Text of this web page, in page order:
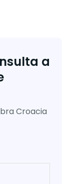
a
Croacia